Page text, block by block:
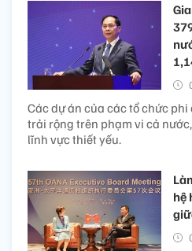
Các dự án của các tổ chức
trải rộng trên phạm vi cả
lĩnh vực thiết yếu.
hệ